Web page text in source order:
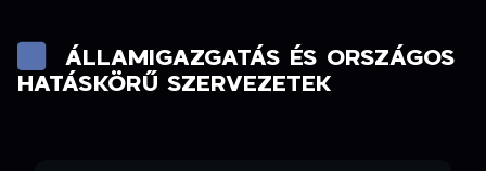
ÁLLAMIGAZGATÁS ÉS ORSZÁGOS
HATÁSKÖRŰ SZERVEZETEK